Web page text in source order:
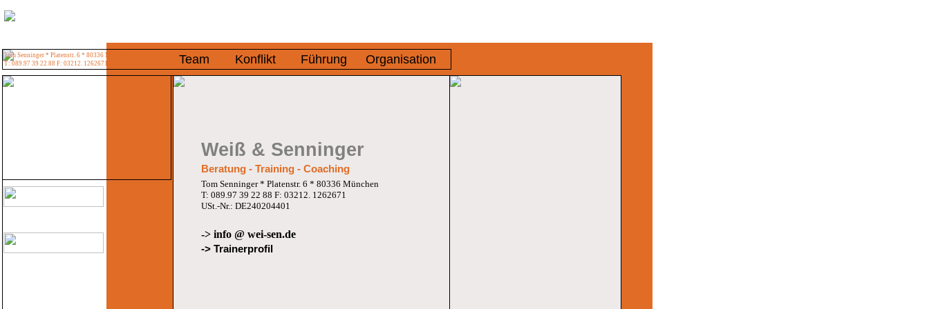
Tom Senninger * Platenstr. 6 * 80336 München
T: 089.97 39 22 88 F: 03212. 1262671
Team Konflikt Führung Organisation
Weiß & Senninger
Beratung - Training - Coaching
Tom Senninger * Platenstr. 6 * 80336 München
T: 089.97 39 22 88 F: 03212. 1262671
USt.-Nr.: DE240204401
-> info @ wei-sen.de
-> Trainerprofil